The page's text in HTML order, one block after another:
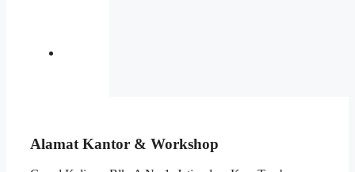
Alamat Kantor & Workshop